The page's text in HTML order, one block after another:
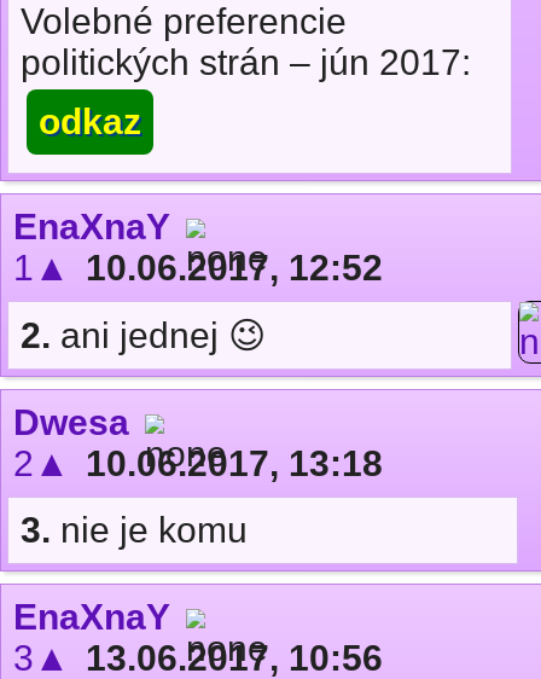
Volebné preferencie
politických strán – jún 2017:
odkaz
EnaXnaY
1▲
10.06.2017, 12:52
2. ani jednej 😉
Dwesa
2▲
10.06.2017, 13:18
3. nie je komu
EnaXnaY
3▲
13.06.2017, 10:56